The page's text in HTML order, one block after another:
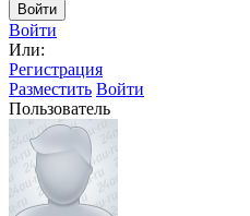
Войти
Войти
Или:
Регистрация
Разместить Войти
Пользователь